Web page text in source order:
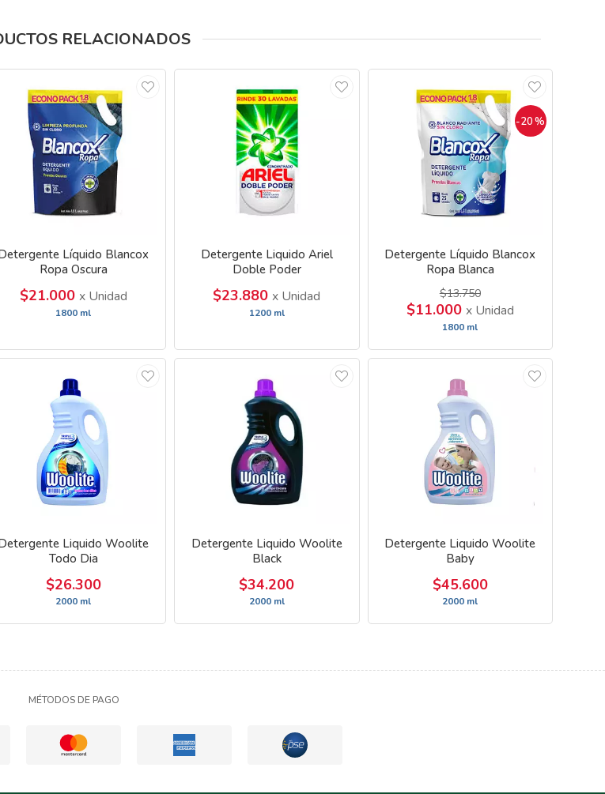
RELACIONADOS
Líquido Blancox
Ropa Oscura
$21.000 x Unidad
1800 ml
Detergente Liquido Ariel
Doble Poder
$23.880x Unidad
1200 ml
-20%
Detergente Líquido Blancox
Ropa Blanca
$13.750
$11.000 x Unidad
1800 ml
Liquido Woolite
Todo Dia
$26.300
2000 ml
Detergente Liquido Woolite
Black
$34.200
2000 ml
Detergente Liquido Woolite
Baby
$45.600
2000 ml
MÉTODOS DE PAGO